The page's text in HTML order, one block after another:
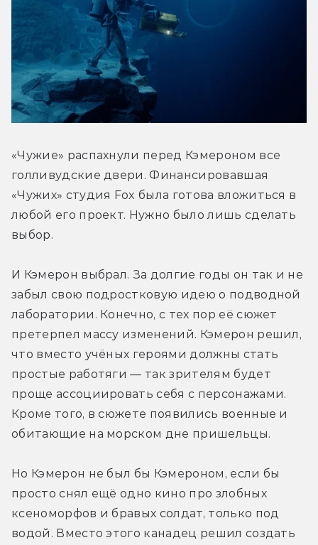
«Чужие» распахнули перед Кэмероном все
голливудские двери. Финансировавшая
«Чужих» студия Fox была готова вложиться в
любой его проект. Нужно было лишь сделать
выбор.
И Кэмерон выбрал. За долгие годы он так и не
забыл свою подростковую идею о подводной
лаборатории. Конечно, с тех пор её сюжет
претерпел массу изменений. Кэмерон решил,
что вместо учёных героями должны стать
простые работяги — так зрителям будет
проще ассоциировать себя с персонажами.
Кроме того, в сюжете появились военные и
обитающие на морском дне пришельцы.
Но Кэмерон не был бы Кэмероном, если бы
просто снял ещё одно кино про злобных
ксеноморфов и бравых солдат, только под
водой. Вместо этого канадец решил создать